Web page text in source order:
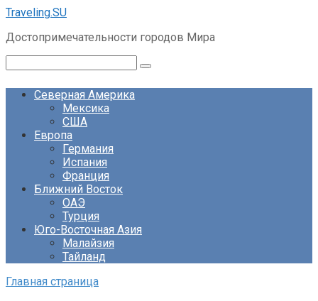
Перейти
контенту
Traveling.SU
Достопримечательности городов Мира
Северная Америка
Мексика
США
Европа
Германия
Испания
Франция
Ближний Восток
ОАЭ
Турция
Юго-Восточная Азия
Малайзия
Тайланд
Главная страница